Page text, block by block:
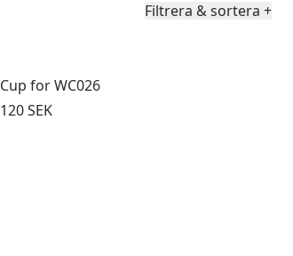
Filtrera & sortera +
Cup for WC026
Pris:
120 SEK